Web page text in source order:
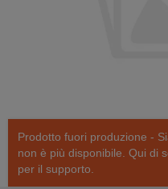
Prodotto fuori produzione -
non è più disponibile. Qui di
per il supporto.